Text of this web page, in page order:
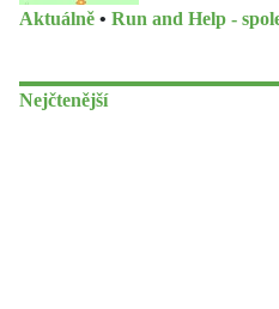
Aktuálně • Run and Help -
Nejčtenější